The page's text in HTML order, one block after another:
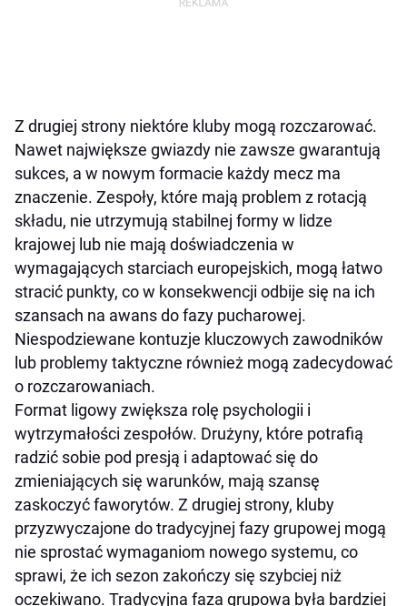
Z drugiej strony niektóre kluby mogą rozczarować.
Nawet największe gwiazdy nie zawsze gwarantują
sukces, a w nowym formacie każdy mecz ma
znaczenie. Zespoły, które mają problem z rotacją
składu, nie utrzymują stabilnej formy w lidze
krajowej lub nie mają doświadczenia w
wymagających starciach europejskich, mogą łatwo
stracić punkty, co w konsekwencji odbije się na ich
szansach na awans do fazy pucharowej.
Niespodziewane kontuzje kluczowych zawodników
lub problemy taktyczne również mogą zadecydować
o rozczarowaniach.
Format ligowy zwiększa rolę psychologii i
wytrzymałości zespołów. Drużyny, które potrafią
radzić sobie pod presją i adaptować się do
zmieniających się warunków, mają szansę
zaskoczyć faworytów. Z drugiej strony, kluby
przyzwyczajone do tradycyjnej fazy grupowej mogą
nie sprostać wymaganiom nowego systemu, co
sprawi, że ich sezon zakończy się szybciej niż
oczekiwano. Tradycyjna faza grupowa była bardziej